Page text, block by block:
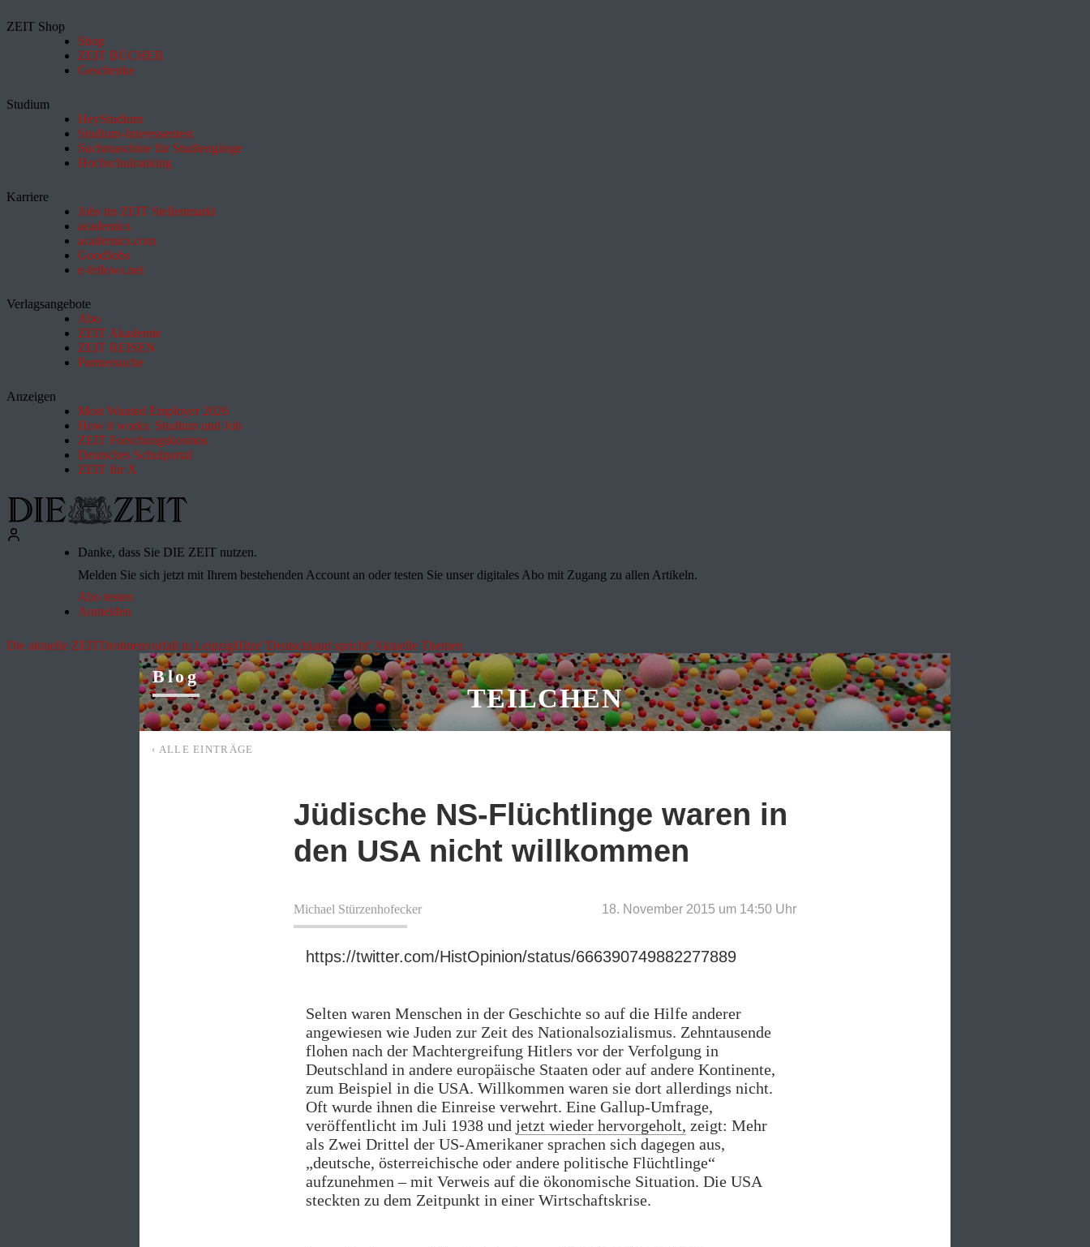
ZEIT Shop
Shop
ZEIT BÜCHER
Geschenke
Studium
HeyStudium
Studium-Interessentest
Suchmaschine für Studiengänge
Hochschulranking
Karriere
Jobs im ZEIT Stellenmarkt
academics
academics.com
GoodJobs
e-fellows.net
Verlagsangebote
Abo
ZEIT Akademie
ZEIT REISEN
Partnersuche
Anzeigen
Most Wanted Employer 2026
How it works: Studium und Job
ZEIT Forschungskosmos
Deutsches Schulportal
ZEIT für X
Danke, dass Sie DIE ZEIT nutzen.
Melden Sie sich jetzt mit Ihrem bestehenden Account an oder testen Sie unser digitales Abo mit Zugang zu allen Artikeln.
Abo testen
Anmelden
Die aktuelle ZEITDrohnenvorfall in LeipzigHitze"Deutschland spricht"Aktuelle Themen
Blog
TEILCHEN
‹ ALLE EINTRÄGE
Jüdische NS-Flüchtlinge waren in
den USA nicht willkommen
Michael Stürzenhofecker 18. November 2015 um 14:50 Uhr
https://twitter.com/HistOpinion/status/666390749882277889
Selten waren Menschen in der Geschichte so auf die Hilfe anderer
angewiesen wie Juden zur Zeit des Nationalsozialismus. Zehntausende
flohen nach der Machtergreifung Hitlers vor der Verfolgung in
Deutschland in andere europäische Staaten oder auf andere Kontinente,
zum Beispiel in die USA. Willkommen waren sie dort allerdings nicht.
Oft wurde ihnen die Einreise verwehrt. Eine Gallup-Umfrage,
veröffentlicht im Juli 1938 und jetzt wieder hervorgeholt, zeigt: Mehr
als Zwei Drittel der US-Amerikaner sprachen sich dagegen aus,
„deutsche, österreichische oder andere politische Flüchtlinge“
aufzunehmen – mit Verweis auf die ökonomische Situation. Die USA
steckten zu dem Zeitpunkt in einer Wirtschaftskrise.